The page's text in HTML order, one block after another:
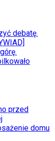
debatę.
przed
domu